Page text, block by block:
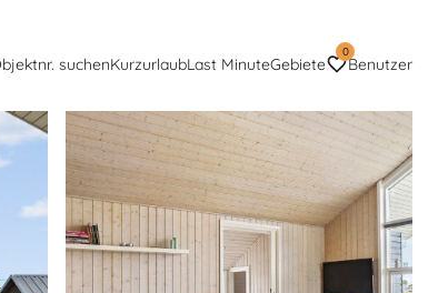
suchenKurzurlaubLast MinuteGebiete
0
Benutzer